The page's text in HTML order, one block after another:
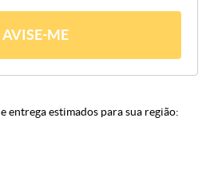
AVISE-ME
entrega estimados para sua região: